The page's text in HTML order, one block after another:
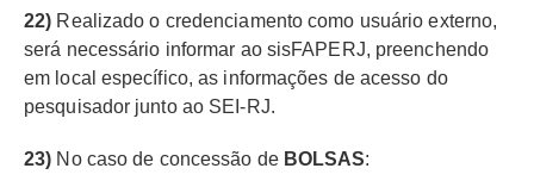
22) Realizado o credenciamento como usuário externo,
será necessário informar ao sisFAPERJ, preenchendo
em local específico, as informações de acesso do
pesquisador junto ao SEI-RJ.
23) No caso de concessão de BOLSAS: